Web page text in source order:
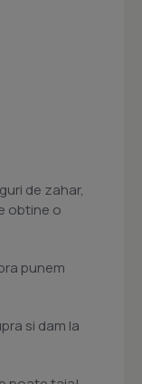
de zahar,
obtine o
punem
si dam la